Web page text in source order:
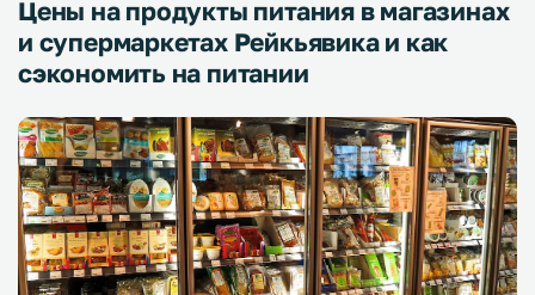
Цены на продукты питания в магазинах
и супермаркетах Рейкьявика и как
сэкономить на питании